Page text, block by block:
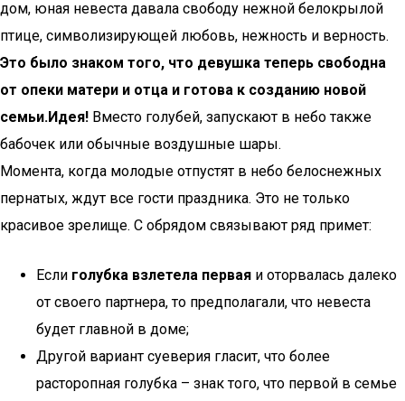
дом, юная невеста давала свободу нежной белокрылой
птице, символизирующей любовь, нежность и верность.
Это было знаком того, что девушка теперь свободна
от опеки матери и отца и готова к созданию новой
семьи.Идея! Вместо голубей, запускают в небо также
бабочек или обычные воздушные шары.
Момента, когда молодые отпустят в небо белоснежных
пернатых, ждут все гости праздника. Это не только
красивое зрелище. С обрядом связывают ряд примет:
Если голубка взлетела первая и оторвалась далеко
от своего партнера, то предполагали, что невеста
будет главной в доме;
Другой вариант суеверия гласит, что более
расторопная голубка – знак того, что первой в семье